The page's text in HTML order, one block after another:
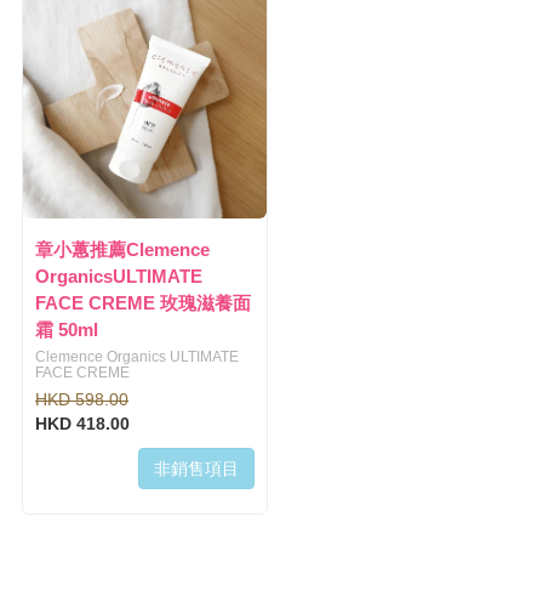
章小蕙推薦Clemence
OrganicsULTIMATE
FACE CREME 玫瑰滋養面
霜 50ml
Clemence Organics ULTIMATE
FACE CREME
HKD 598.00
HKD 418.00
非銷售項目